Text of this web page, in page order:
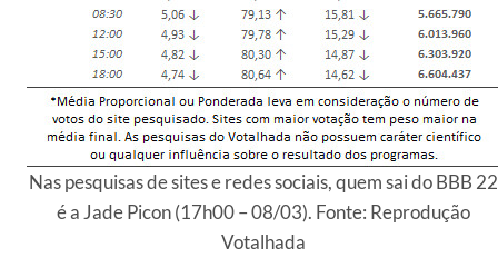
Nas pesquisas de sites e redes sociais, quem sai do BBB 22
é a Jade Picon (17h00 – 08/03). Fonte: Reprodução
Votalhada